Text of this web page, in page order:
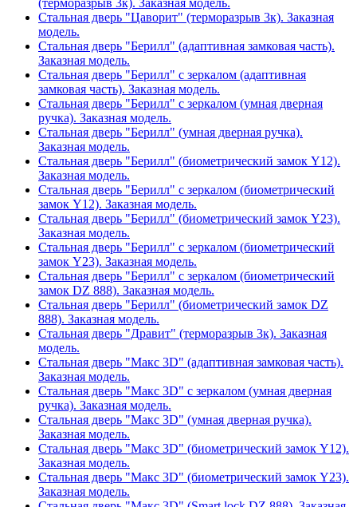
(терморазрыв 3к). Заказная модель.
Стальная дверь "Цаворит" (терморазрыв 3к). Заказная
модель.
Стальная дверь "Берилл" (адаптивная замковая часть).
Заказная модель.
Стальная дверь "Берилл" с зеркалом (адаптивная
замковая часть). Заказная модель.
Стальная дверь "Берилл" с зеркалом (умная дверная
ручка). Заказная модель.
Стальная дверь "Берилл" (умная дверная ручка).
Заказная модель.
Стальная дверь "Берилл" (биометрический замок Y12).
Заказная модель.
Стальная дверь "Берилл" с зеркалом (биометрический
замок Y12). Заказная модель.
Стальная дверь "Берилл" (биометрический замок Y23).
Заказная модель.
Стальная дверь "Берилл" с зеркалом (биометрический
замок Y23). Заказная модель.
Стальная дверь "Берилл" с зеркалом (биометрический
замок DZ 888). Заказная модель.
Стальная дверь "Берилл" (биометрический замок DZ
888). Заказная модель.
Стальная дверь "Дравит" (терморазрыв 3к). Заказная
модель.
Стальная дверь "Макс 3D" (адаптивная замковая часть).
Заказная модель.
Стальная дверь "Макс 3D" с зеркалом (умная дверная
ручка). Заказная модель.
Стальная дверь "Макс 3D" (умная дверная ручка).
Заказная модель.
Стальная дверь "Макс 3D" (биометрический замок Y12).
Заказная модель.
Стальная дверь "Макс 3D" (биометрический замок Y23).
Заказная модель.